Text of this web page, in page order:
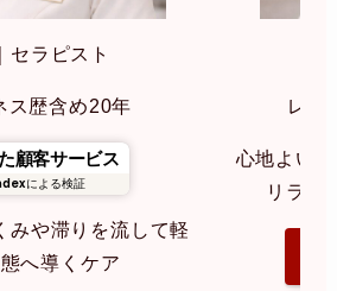
セラピスト
ス歴含め20年
顧客サービス
による検証
みや滞りを流して軽
へ導くケア
レイ
心地よい
リラク